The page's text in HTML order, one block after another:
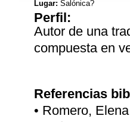
Lugar: Salónica?
Perfil:
Autor de una
compuesta en
Referencias
• Romero,